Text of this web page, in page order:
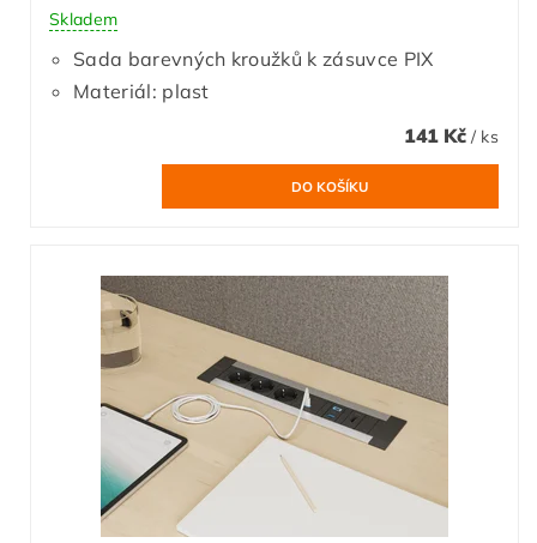
Skladem
Sada barevných kroužků k zásuvce PIX
Materiál: plast
141 Kč / ks